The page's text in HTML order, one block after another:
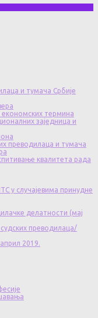
и тумача Србије
економских термина
заједница и
преводилаца и тумача
квалитета рада
у случајевима принудне
делатности (мај
преводилаца/
2019.